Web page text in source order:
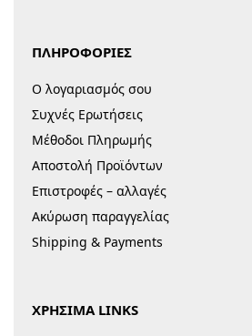
ΠΛΗΡΟΦΟΡΙΕΣ
Ο λογαριασμός σου
Συχνές Ερωτήσεις
Μέθοδοι Πληρωμής
Αποστολή Προϊόντων
Επιστροφές – αλλαγές
Ακύρωση παραγγελίας
Shipping & Payments
ΧΡΗΣΙΜΑ LINKS